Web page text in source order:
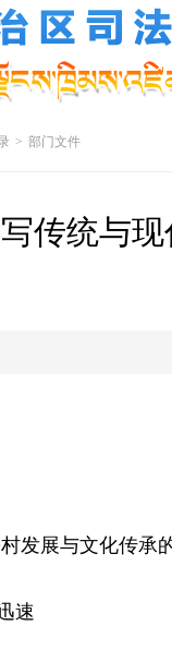
> 部门文件
传统与
展与文化传承
速